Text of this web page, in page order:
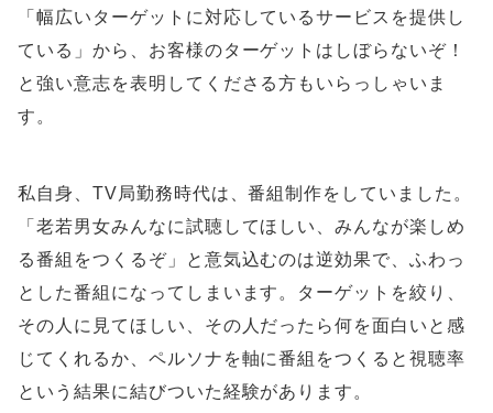
「幅広いターゲットに対応しているサービスを提供し
ている」から、お客様のターゲットはしぼらないぞ！
と強い意志を表明してくださる方もいらっしゃいま
す。
私自身、TV局勤務時代は、番組制作をしていました。
「老若男女みんなに試聴してほしい、みんなが楽しめ
る番組をつくるぞ」と意気込むのは逆効果で、ふわっ
とした番組になってしまいます。ターゲットを絞り、
その人に見てほしい、その人だったら何を面白いと感
じてくれるか、ペルソナを軸に番組をつくると視聴率
という結果に結びついた経験があります。